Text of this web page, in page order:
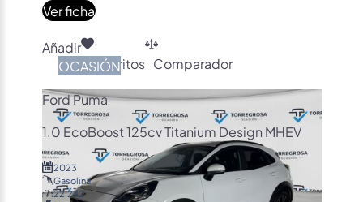
Ver ficha
Añadir
Favoritos Comparador
OCASIÓN
Ford Puma
1.0 EcoBoost 125cv Titanium Design MHEV
2023
Gasolina
22.242